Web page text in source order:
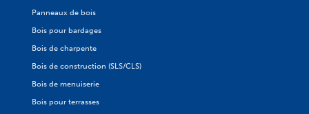
Panneaux de bois
Bois pour bardages
Bois de charpente
Bois de construction (SLS/CLS)
Bois de menuiserie
Bois pour terrasses